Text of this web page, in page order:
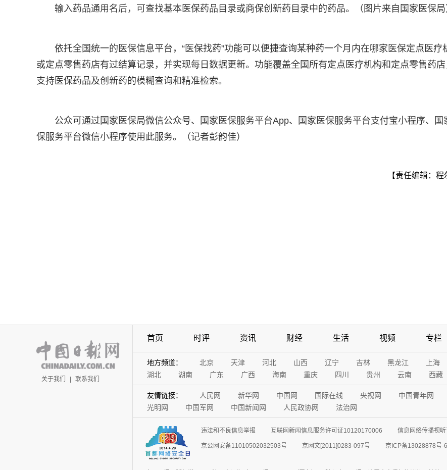
输入药品通用名后，可查找基本医保药品目录或商保创新药目录中的药品。（图片来自国家医保局
依托全国统一的医保信息平台，“医保找药”功能可以便捷查询某种药一个月内在哪家医保定点医疗
或定点零售药店有过结算记录，并实现每日数据更新。功能覆盖全国所有定点医疗机构和定点零售药店
支持医保药品及创新药的模糊查询和精准检索。
公众可通过国家医保局微信公众号、国家医保服务平台App、国家医保服务平台支付宝小程序、国
保服务平台微信小程序使用此服务。（记者彭韵佳）
【责任编辑：程
关于我们 | 联系我们
首页 时评 资讯 财经 生活 视频 专栏
地方频道： 北京 天津 河北 山西 辽宁 吉林 黑龙江 上海
湖北
湖南 广东 广西 海南 重庆 四川 贵州 云南 西藏
友情链接： 人民网 新华网 中国网 国际在线 央视网 中国青年网
光明网
中国军网 中国新闻网 人民政协网 法治网
违法和不良信息举报 互联网新闻信息服务许可证10120170006 信息网络传播视
京公网安备11010502032503号 京网文[2011]0283-097号 京ICP备13028878号-6